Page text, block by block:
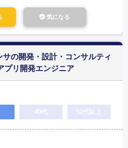
気になる
サの開発・設計・コンサルティ
プリ開発エンジニア
40代 50代以上